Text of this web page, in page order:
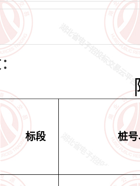
标段 桩